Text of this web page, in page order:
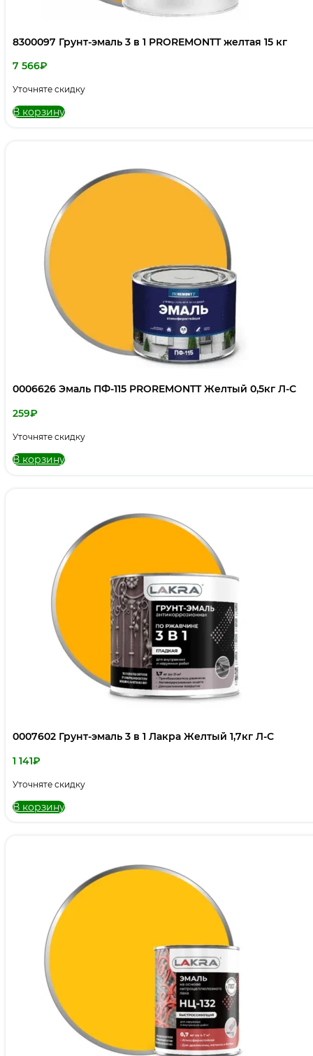
8300097 Грунт-эмаль 3 в 1 PROREMONTT желтая 15 кг
7 566₽
Уточняте скидку
В корзину
0006626 Эмаль ПФ-115 PROREMONTT Желтый 0,5кг Л-С
259₽
Уточняте скидку
В корзину
0007602 Грунт-эмаль 3 в 1 Лакра Желтый 1,7кг Л-С
1 141₽
Уточняте скидку
В корзину